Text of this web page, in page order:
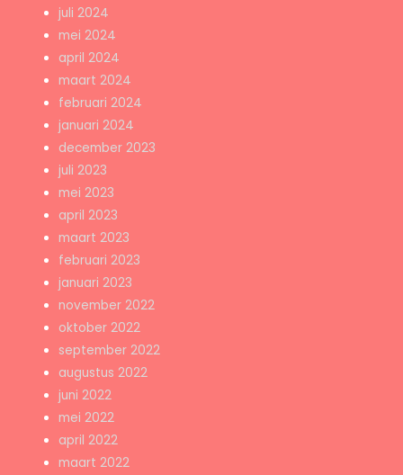
juli 2024
mei 2024
april 2024
maart 2024
februari 2024
januari 2024
december 2023
juli 2023
mei 2023
april 2023
maart 2023
februari 2023
januari 2023
november 2022
oktober 2022
september 2022
augustus 2022
juni 2022
mei 2022
april 2022
maart 2022